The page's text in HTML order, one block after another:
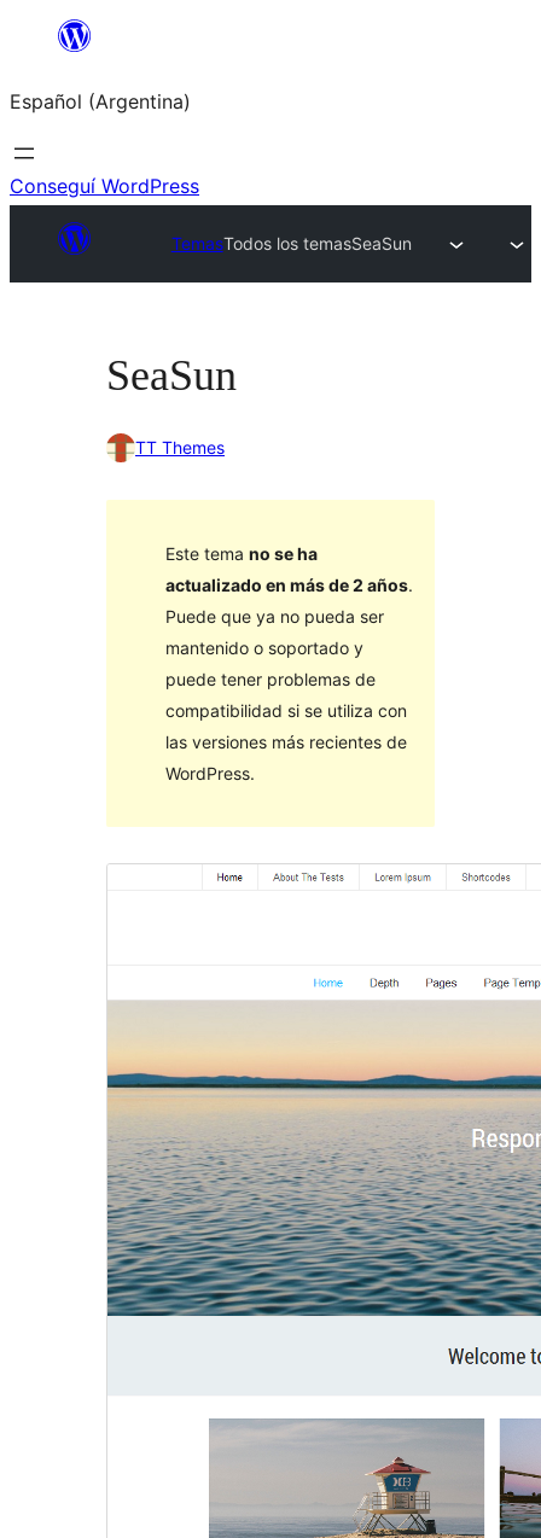
Saltar
contenido
Español (Argentina)
Conseguí WordPress
TemasTodos los temasSeaSun
SeaSun
TT Themes
Este tema no se ha
actualizado en más de 2 años.
Puede que ya no pueda ser
mantenido o soportado y
puede tener problemas de
compatibilidad si se utiliza con
las versiones más recientes de
WordPress.